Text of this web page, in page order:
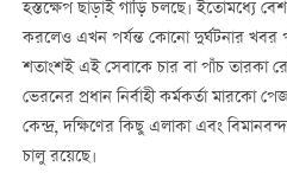
হস্তক্ষেপ ছাড়াই গাড়ি চলছে। ইতোমধ্যে
করলেও এখন পর্যন্ত কোনো দুর্ঘটনার খবর
শতাংশই এই সেবাকে চার বা পাঁচ তারকা
ভেরনের প্রধান নির্বাহী কর্মকর্তা মারকো
কেন্দ্র, দক্ষিণের কিছু এলাকা এবং
চালু রয়েছে।